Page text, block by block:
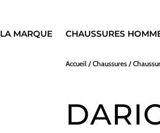
LA MARQUE CHAUSSURES
Accueil /Chaussures /